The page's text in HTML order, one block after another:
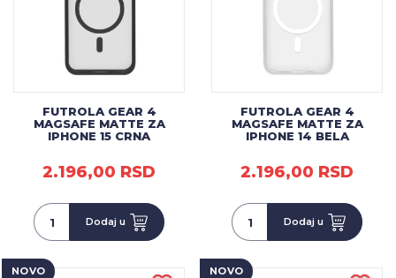
FUTROLA GEAR 4
MAGSAFE MATTE ZA
IPHONE 15 CRNA
2.196,00 RSD
Dodaj u
FUTROLA GEAR 4
MAGSAFE MATTE ZA
IPHONE 14 BELA
2.196,00 RSD
Dodaj u
NOVO NOVO